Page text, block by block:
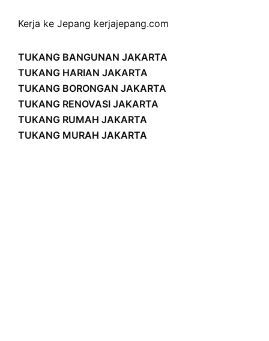
Kerja ke Jepang kerjajepang.com
TUKANG BANGUNAN JAKARTA
TUKANG HARIAN JAKARTA
TUKANG BORONGAN JAKARTA
TUKANG RENOVASI JAKARTA
TUKANG RUMAH JAKARTA
TUKANG MURAH JAKARTA